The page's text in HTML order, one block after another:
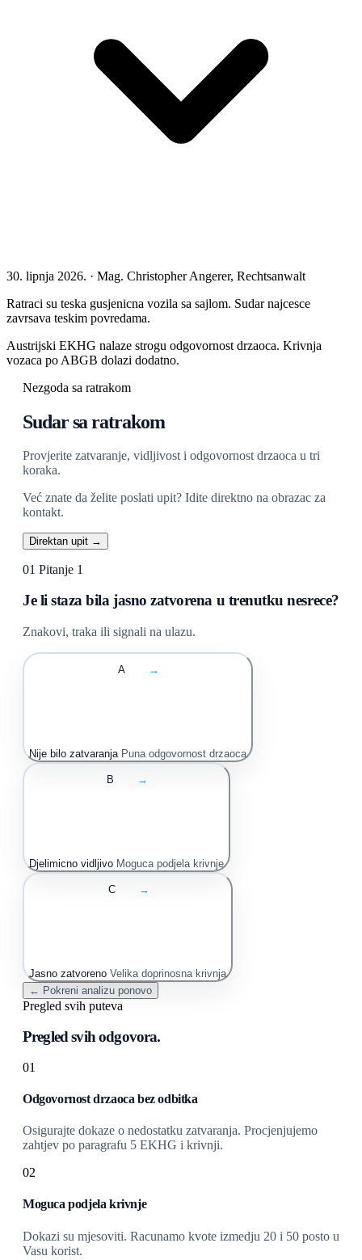
30. lipnja 2026. · Mag. Christopher Angerer, Rechtsanwalt
Ratraci su teska gusjenicna vozila sa sajlom. Sudar najcesce
zavrsava teskim povredama.
Austrijski EKHG nalaze strogu odgovornost drzaoca. Krivnja
vozaca po ABGB dolazi dodatno.
Nezgoda sa ratrakom
Sudar sa ratrakom
Provjerite zatvaranje, vidljivost i odgovornost drzaoca u tri
koraka.
Već znate da želite poslati upit? Idite direktno na obrazac za
kontakt.
Direktan upit →
01 Pitanje 1
Je li staza bila jasno zatvorena u trenutku nesrece?
Znakovi, traka ili signali na ulazu.
A →
Nije bilo zatvaranja Puna odgovornost drzaoca
B →
Djelimicno vidljivo Moguca podjela krivnje
C →
Jasno zatvoreno Velika doprinosna krivnja
← Pokreni analizu ponovo
Pregled svih puteva
Pregled svih odgovora.
01
Odgovornost drzaoca bez odbitka
Osigurajte dokaze o nedostatku zatvaranja. Procjenjujemo
zahtjev po paragrafu 5 EKHG i krivnji.
02
Moguca podjela krivnje
Dokazi su mjesoviti. Racunamo kvote izmedju 20 i 50 posto u
Vasu korist.